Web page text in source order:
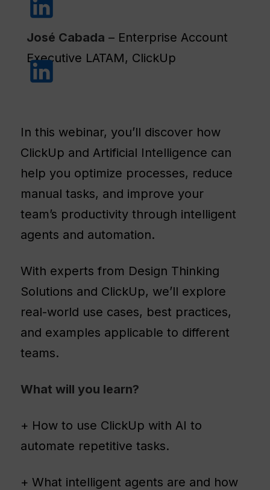
José Cabada – Enterprise Account
Executive LATAM, ClickUp
In this webinar, you’ll discover how
ClickUp and Artificial Intelligence can
help you optimize processes, reduce
manual tasks, and improve your
team’s productivity through intelligent
agents and automation.
With experts from Design Thinking
Solutions and ClickUp, we’ll explore
real-world use cases, best practices,
and examples applicable to different
teams.
What will you learn?
+ How to use ClickUp with AI to
automate repetitive tasks.
+ What intelligent agents are and how